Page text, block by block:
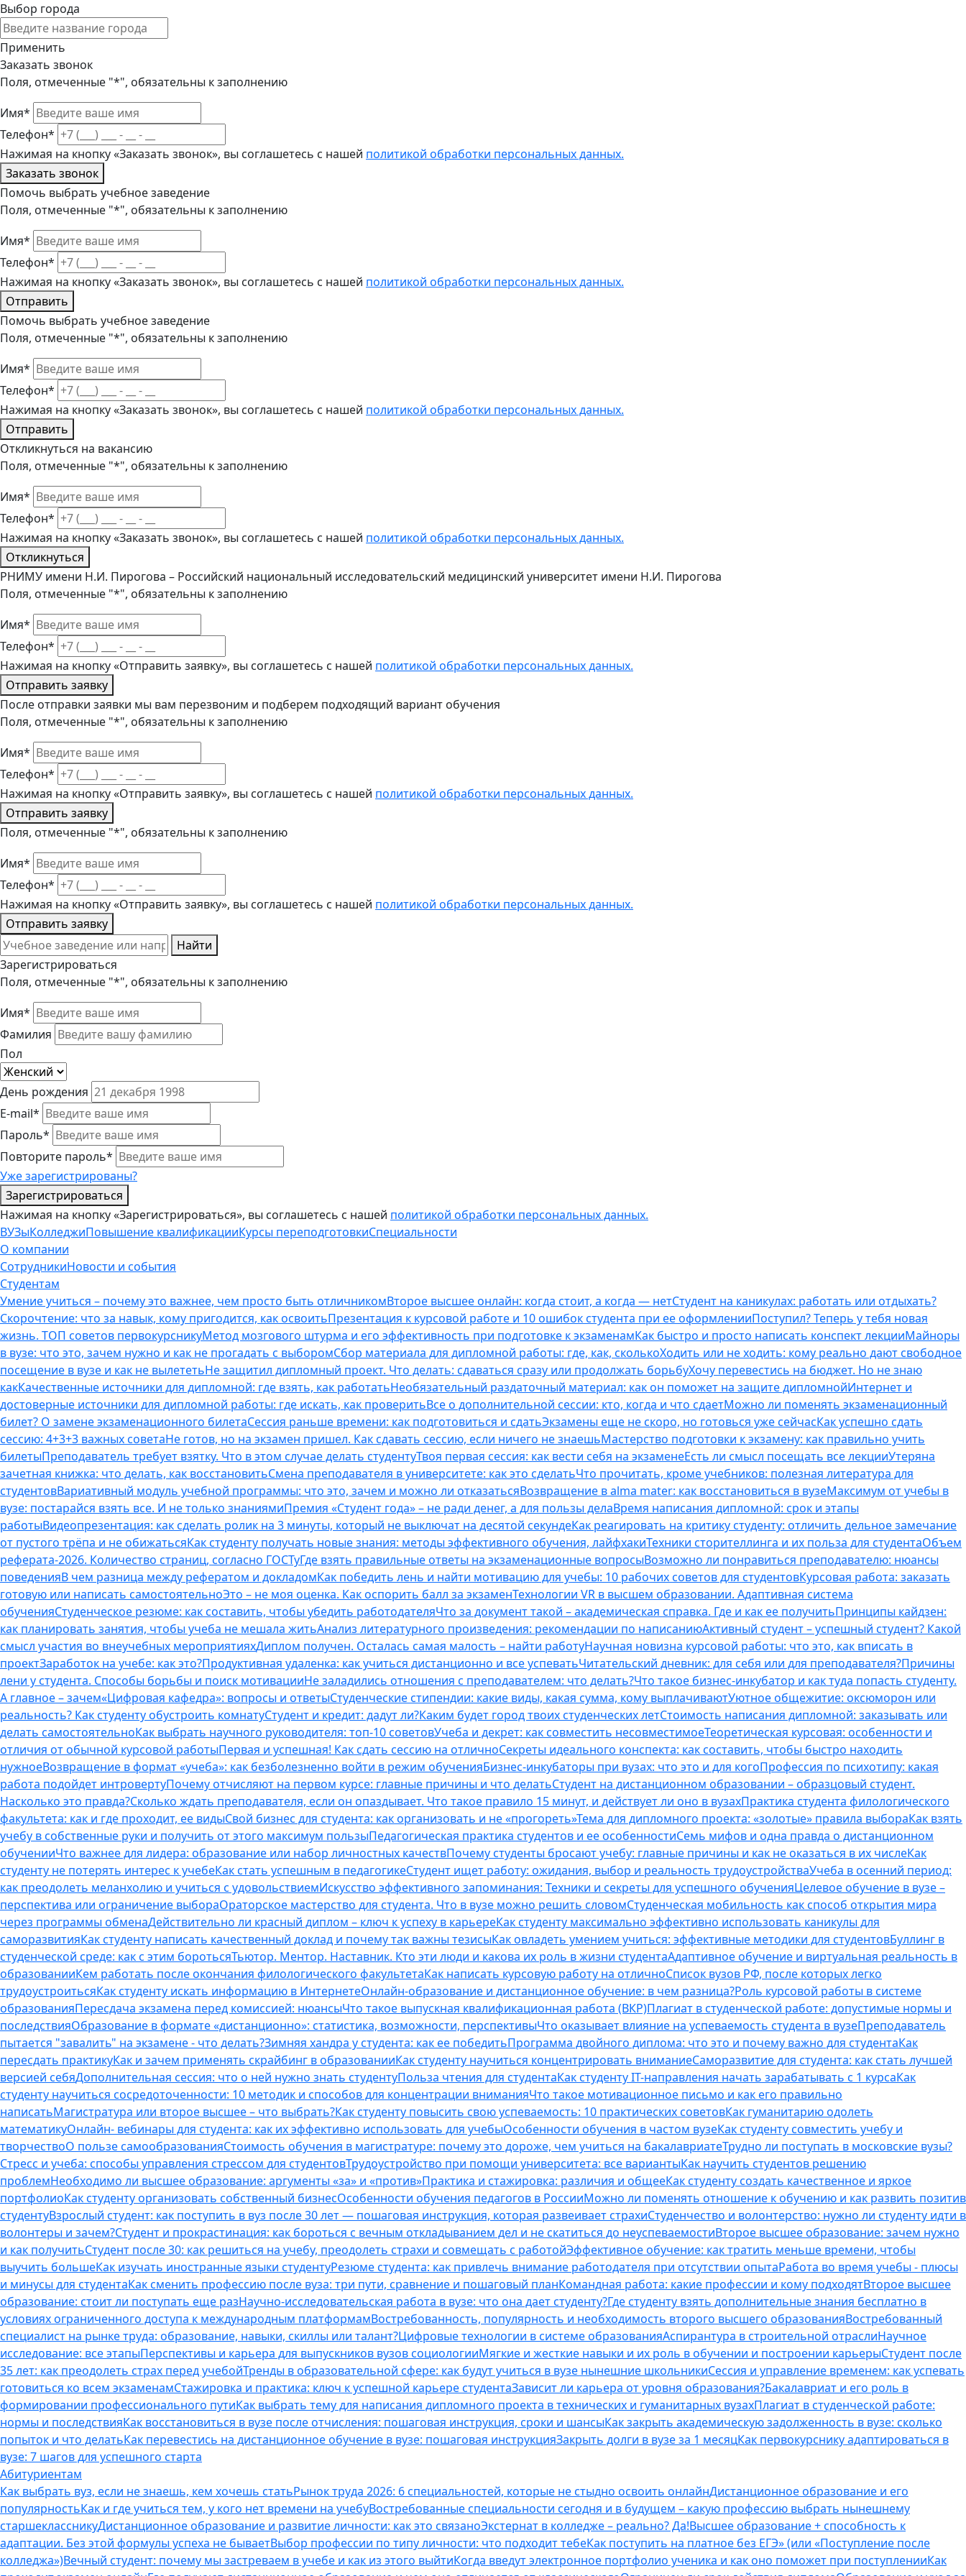
Выбор города
Применить
Заказать звонок
Поля, отмеченные "*", обязательны к заполнению
Имя*
Телефон*
Нажимая на кнопку «Заказать звонок», вы соглашетесь с нашей политикой обработки персональных данных.
Заказать звонок
Помочь выбрать учебное заведение
Поля, отмеченные "*", обязательны к заполнению
Имя*
Телефон*
Нажимая на кнопку «Заказать звонок», вы соглашетесь с нашей политикой обработки персональных данных.
Отправить
Помочь выбрать учебное заведение
Поля, отмеченные "*", обязательны к заполнению
Имя*
Телефон*
Нажимая на кнопку «Заказать звонок», вы соглашетесь с нашей политикой обработки персональных данных.
Отправить
Откликнуться на вакансию
Поля, отмеченные "*", обязательны к заполнению
Имя*
Телефон*
Нажимая на кнопку «Заказать звонок», вы соглашетесь с нашей политикой обработки персональных данных.
Откликнуться
РНИМУ имени Н.И. Пирогова – Российский национальный исследовательский медицинский университет имени Н.И. Пирогова
Поля, отмеченные "*", обязательны к заполнению
Имя*
Телефон*
Нажимая на кнопку «Отправить заявку», вы соглашетесь с нашей политикой обработки персональных данных.
Отправить заявку
После отправки заявки мы вам перезвоним и подберем подходящий вариант обучения
Поля, отмеченные "*", обязательны к заполнению
Имя*
Телефон*
Нажимая на кнопку «Отправить заявку», вы соглашетесь с нашей политикой обработки персональных данных.
Отправить заявку
Поля, отмеченные "*", обязательны к заполнению
Имя*
Телефон*
Нажимая на кнопку «Отправить заявку», вы соглашетесь с нашей политикой обработки персональных данных.
Отправить заявку
Найти
Зарегистрироваться
Поля, отмеченные "*", обязательны к заполнению
Имя*
Фамилия
Пол
День рождения
E-mail*
Пароль*
Повторите пароль*
Уже зарегистрированы?
Зарегистрироваться
Нажимая на кнопку «Зарегистрироваться», вы соглашетесь с нашей политикой обработки персональных данных.
ВУЗыКолледжиПовышение квалификацииКурсы переподготовкиСпециальности
О компании
СотрудникиНовости и события
Студентам
Умение учиться – почему это важнее, чем просто быть отличникомВторое высшее онлайн: когда стоит, а когда — нетСтудент на каникулах: работать или отдыхать?
Скорочтение: что за навык, кому пригодится, как освоитьПрезентация к курсовой работе и 10 ошибок студента при ее оформленииПоступил? Теперь у тебя новая
жизнь. ТОП советов первокурсникуМетод мозгового штурма и его эффективность при подготовке к экзаменамКак быстро и просто написать конспект лекцииМайноры
в вузе: что это, зачем нужно и как не прогадать с выборомСбор материала для дипломной работы: где, как, сколькоХодить или не ходить: кому реально дают свободное
посещение в вузе и как не вылететьНе защитил дипломный проект. Что делать: сдаваться сразу или продолжать борьбуХочу перевестись на бюджет. Но не знаю
какКачественные источники для дипломной: где взять, как работатьНеобязательный раздаточный материал: как он поможет на защите дипломнойИнтернет и
достоверные источники для дипломной работы: где искать, как проверитьВсе о дополнительной сессии: кто, когда и что сдаетМожно ли поменять экзаменационный
билет? О замене экзаменационного билетаСессия раньше времени: как подготовиться и сдатьЭкзамены еще не скоро, но готовься уже сейчасКак успешно сдать
сессию: 4+3+3 важных советаНе готов, но на экзамен пришел. Как сдавать сессию, если ничего не знаешьМастерство подготовки к экзамену: как правильно учить
билетыПреподаватель требует взятку. Что в этом случае делать студентуТвоя первая сессия: как вести себя на экзаменеЕсть ли смысл посещать все лекцииУтеряна
зачетная книжка: что делать, как восстановитьСмена преподавателя в университете: как это сделатьЧто прочитать, кроме учебников: полезная литература для
студентовВариативный модуль учебной программы: что это, зачем и можно ли отказатьсяВозвращение в alma mater: как восстановиться в вузеМаксимум от учебы в
вузе: постарайся взять все. И не только знаниямиПремия «Студент года» – не ради денег, а для пользы делаВремя написания дипломной: срок и этапы
работыВидеопрезентация: как сделать ролик на 3 минуты, который не выключат на десятой секундеКак реагировать на критику студенту: отличить дельное замечание
от пустого трёпа и не обижатьсяКак студенту получать новые знания: методы эффективного обучения, лайфхакиТехники сторителлинга и их польза для студентаОбъем
реферата-2026. Количество страниц, согласно ГОСТуГде взять правильные ответы на экзаменационные вопросыВозможно ли понравиться преподавателю: нюансы
поведенияВ чем разница между рефератом и докладомКак победить лень и найти мотивацию для учебы: 10 рабочих советов для студентовКурсовая работа: заказать
готовую или написать самостоятельноЭто – не моя оценка. Как оспорить балл за экзаменТехнологии VR в высшем образовании. Адаптивная система
обученияСтуденческое резюме: как составить, чтобы убедить работодателяЧто за документ такой – академическая справка. Где и как ее получитьПринципы кайдзен:
как планировать занятия, чтобы учеба не мешала житьАнализ литературного произведения: рекомендации по написаниюАктивный студент – успешный студент? Какой
смысл участия во внеучебных мероприятияхДиплом получен. Осталась самая малость – найти работуНаучная новизна курсовой работы: что это, как вписать в
проектЗаработок на учебе: как это?Продуктивная удаленка: как учиться дистанционно и все успеватьЧитательский дневник: для себя или для преподавателя?Причины
лени у студента. Способы борьбы и поиск мотивацииНе заладились отношения с преподавателем: что делать?Что такое бизнес-инкубатор и как туда попасть студенту.
А главное – зачем«Цифровая кафедра»: вопросы и ответыСтуденческие стипендии: какие виды, какая сумма, кому выплачиваютУютное общежитие: оксюморон или
реальность? Как студенту обустроить комнатуСтудент и кредит: дадут ли?Каким будет город твоих студенческих летСтоимость написания дипломной: заказывать или
делать самостоятельноКак выбрать научного руководителя: топ-10 советовУчеба и декрет: как совместить несовместимоеТеоретическая курсовая: особенности и
отличия от обычной курсовой работыПервая и успешная! Как сдать сессию на отличноСекреты идеального конспекта: как составить, чтобы быстро находить
нужноеВозвращение в формат «учеба»: как безболезненно войти в режим обученияБизнес-инкубаторы при вузах: что это и для когоПрофессия по психотипу: какая
работа подойдет интровертуПочему отчисляют на первом курсе: главные причины и что делатьСтудент на дистанционном образовании – образцовый студент.
Насколько это правда?Сколько ждать преподавателя, если он опаздывает. Что такое правило 15 минут, и действует ли оно в вузахПрактика студента филологического
факультета: как и где проходит, ее видыСвой бизнес для студента: как организовать и не «прогореть»Тема для дипломного проекта: «золотые» правила выбораКак взять
учебу в собственные руки и получить от этого максимум пользыПедагогическая практика студентов и ее особенностиСемь мифов и одна правда о дистанционном
обученииЧто важнее для лидера: образование или набор личностных качествПочему студенты бросают учебу: главные причины и как не оказаться в их числеКак
студенту не потерять интерес к учебеКак стать успешным в педагогикеСтудент ищет работу: ожидания, выбор и реальность трудоустройстваУчеба в осенний период:
как преодолеть меланхолию и учиться с удовольствиемИскусство эффективного запоминания: Техники и секреты для успешного обученияЦелевое обучение в вузе –
перспектива или ограничение выбораОраторское мастерство для студента. Что в вузе можно решить словомСтуденческая мобильность как способ открытия мира
через программы обменаДействительно ли красный диплом – ключ к успеху в карьереКак студенту максимально эффективно использовать каникулы для
саморазвитияКак студенту написать качественный доклад и почему так важны тезисыКак овладеть умением учиться: эффективные методики для студентовБуллинг в
студенческой среде: как с этим боротьсяТьютор. Ментор. Наставник. Кто эти люди и какова их роль в жизни студентаАдаптивное обучение и виртуальная реальность в
образованииКем работать после окончания филологического факультетаКак написать курсовую работу на отличноСписок вузов РФ, после которых легко
трудоустроитьсяКак студенту искать информацию в ИнтернетеОнлайн-образование и дистанционное обучение: в чем разница?Роль курсовой работы в системе
образованияПересдача экзамена перед комиссией: нюансыЧто такое выпускная квалификационная работа (ВКР)Плагиат в студенческой работе: допустимые нормы и
последствияОбразование в формате «дистанционно»: статистика, возможности, перспективыЧто оказывает влияние на успеваемость студента в вузеПреподаватель
пытается "завалить" на экзамене - что делать?Зимняя хандра у студента: как ее победитьПрограмма двойного диплома: что это и почему важно для студентаКак
пересдать практикуКак и зачем применять скрайбинг в образованииКак студенту научиться концентрировать вниманиеСаморазвитие для студента: как стать лучшей
версией себяДополнительная сессия: что о ней нужно знать студентуПольза чтения для студентаКак студенту IT-направления начать зарабатывать с 1 курсаКак
студенту научиться сосредоточенности: 10 методик и способов для концентрации вниманияЧто такое мотивационное письмо и как его правильно
написатьМагистратура или второе высшее – что выбрать?Как студенту повысить свою успеваемость: 10 практических советовКак гуманитарию одолеть
математикуОнлайн- вебинары для студента: как их эффективно использовать для учебыОсобенности обучения в частом вузеКак студенту совместить учебу и
творчествоО пользе самообразованияСтоимость обучения в магистратуре: почему это дороже, чем учиться на бакалавриатеТрудно ли поступать в московские вузы?
Стресс и учеба: способы управления стрессом для студентовТрудоустройство при помощи университета: все вариантыКак научить студентов решению
проблемНеобходимо ли высшее образование: аргументы «за» и «против»Практика и стажировка: различия и общееКак студенту создать качественное и яркое
портфолиоКак студенту организовать собственный бизнесОсобенности обучения педагогов в РоссииМожно ли поменять отношение к обучению и как развить позитив
студентуВзрослый студент: как поступить в вуз после 30 лет — пошаговая инструкция, которая развеивает страхиСтуденчество и волонтерство: нужно ли cтуденту идти в
волонтеры и зачем?Студент и прокрастинация: как бороться с вечным откладыванием дел и не скатиться до неуспеваемостиВторое высшее образование: зачем нужно
и как получитьСтудент после 30: как решиться на учебу, преодолеть страхи и совмещать с работойЭффективное обучение: как тратить меньше времени, чтобы
выучить большеКак изучать иностранные языки студентуРезюме студента: как привлечь внимание работодателя при отсутствии опытаРабота во время учебы - плюсы
и минусы для студентаКак сменить профессию после вуза: три пути, сравнение и пошаговый планКомандная работа: какие профессии и кому подходятВторое высшее
образование: стоит ли поступать еще разНаучно-исследовательская работа в вузе: что она дает студенту?Где студенту взять дополнительные знания бесплатно в
условиях ограниченного доступа к международным платформамВостребованность, популярность и необходимость второго высшего образованияВостребованный
специалист на рынке труда: образование, навыки, скиллы или талант?Цифровые технологии в системе образованияАспирантура в строительной отраслиНаучное
исследование: все этапыПерспективы и карьера для выпускников вузов социологииМягкие и жесткие навыки и их роль в обучении и построении карьерыСтудент после
35 лет: как преодолеть страх перед учебойТренды в образовательной сфере: как будут учиться в вузе нынешние школьникиСессия и управление временем: как успевать
готовиться ко всем экзаменамСтажировка и практика: ключ к успешной карьере студентаЗависит ли карьера от уровня образования?Бакалавриат и его роль в
формировании профессионального путиКак выбрать тему для написания дипломного проекта в технических и гуманитарных вузахПлагиат в студенческой работе:
нормы и последствияКак восстановиться в вузе после отчисления: пошаговая инструкция, сроки и шансыКак закрыть академическую задолженность в вузе: сколько
попыток и что делатьКак перевестись на дистанционное обучение в вузе: пошаговая инструкцияЗакрыть долги в вузе за 1 месяцКак первокурснику адаптироваться в
вузе: 7 шагов для успешного старта
Абитуриентам
Как выбрать вуз, если не знаешь, кем хочешь статьРынок труда 2026: 6 специальностей, которые не стыдно освоить онлайнДистанционное образование и его
популярностьКак и где учиться тем, у кого нет времени на учебуВостребованные специальности сегодня и в будущем – какую профессию выбрать нынешнему
старшеклассникуДистанционное образование и развитие личности: как это связаноЭкстернат в колледже – реально? Да!Высшее образование + способность к
адаптации. Без этой формулы успеха не бываетВыбор профессии по типу личности: что подходит тебеКак поступить на платное без ЕГЭ» (или «Поступление после
колледжа»)Вечный студент: почему мы застреваем в учебе и как из этого выйтиКогда введут электронное портфолио ученика и как оно поможет при поступленииКак